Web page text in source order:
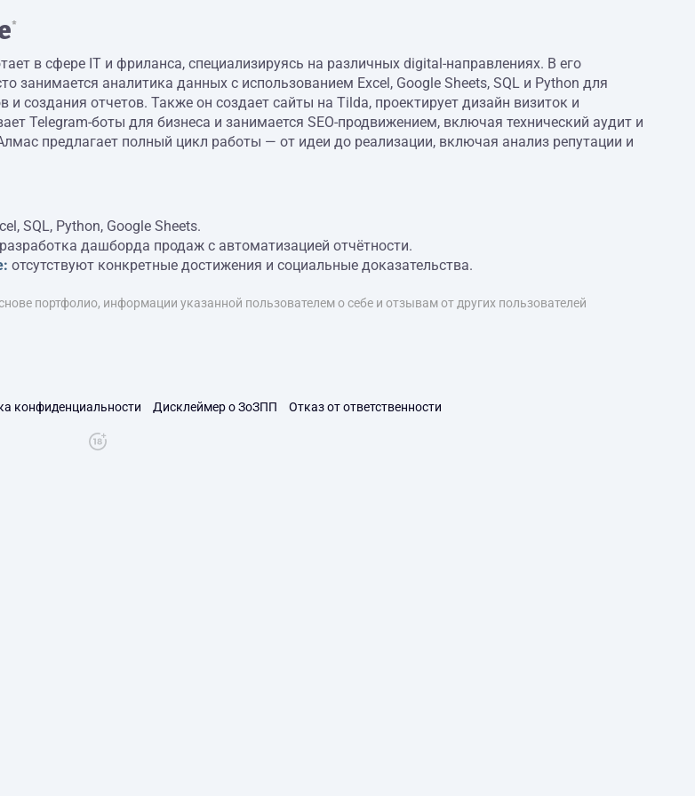
*
в сфере IT и фриланса, специализируясь на различных digital-направлениях. В его
занимается аналитика данных с использованием Excel, Google Sheets, SQL и Python для
и создания отчетов. Также он создает сайты на Tilda, проектирует дизайн визиток и
Telegram-боты для бизнеса и занимается SEO-продвижением, включая технический аудит и
предлагает полный цикл работы — от идеи до реализации, включая анализ репутации и
SQL, Python, Google Sheets.
разработка дашборда продаж с автоматизацией отчётности.
отсутствуют конкретные достижения и социальные доказательства.
портфолио, информации указанной пользователем о себе и отзывам от других пользователей
конфиденциальности Дисклеймер о ЗоЗПП Отказ от ответственности